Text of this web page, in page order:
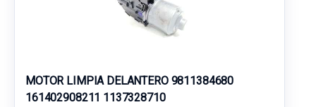
MOTOR LIMPIA DELANTERO 9811384680
161402908211 1137328710